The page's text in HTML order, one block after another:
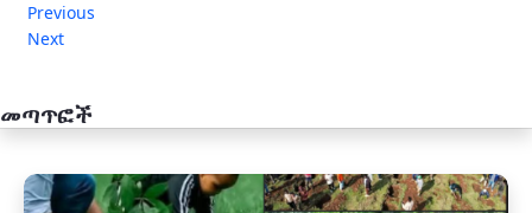
Previous
Next
መጣጥፎች
አዲስ